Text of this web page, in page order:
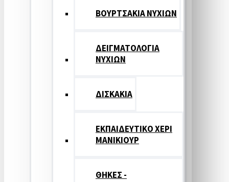
ΒΟΥΡΤΣΑΚΙΑ ΝΥΧΙΩΝ
ΔΕΙΓΜΑΤΟΛΟΓΙΑ
ΝΥΧΙΩΝ
ΔΙΣΚΑΚΙΑ
ΕΚΠΑΙΔΕΥΤΙΚΟ ΧΕΡΙ
ΜΑΝΙΚΙΟΥΡ
ΘΗΚΕΣ -